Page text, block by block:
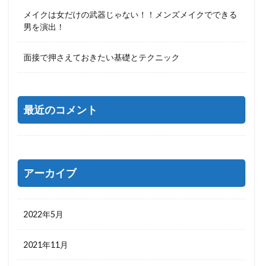
メイクは女だけの武器じゃない！！メンズメイクでできる
男を演出！
面接で押さえておきたい基礎とテクニック
最近のコメント
アーカイブ
2022年5月
2021年11月